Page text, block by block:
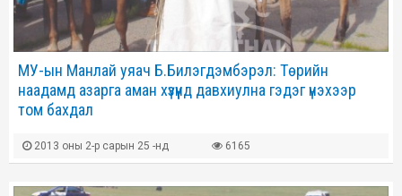
МУ-ын Манлай уяач Б.Билэгдэмбэрэл: Төрийн
наадамд азарга аман хүзүүнд давхиулна гэдэг үнэхээр
том бахдал
2013 оны 2-р сарын 25 -нд 6165